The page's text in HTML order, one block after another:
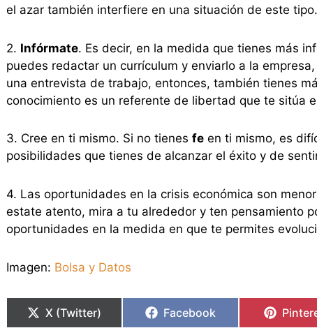
el azar también interfiere en una situación de este tipo.
2. Infórmate. Es decir, en la medida que tienes más
puedes redactar un currículum y enviarlo a la
una entrevista de trabajo, entonces, también tienes
conocimiento es un referente de libertad que te sitúa
3. Cree en ti mismo. Si no tienes feen ti mismo, es
posibilidades que tienes de alcanzar el éxito y de
4. Las oportunidades en la crisis económica son
estate atento, mira a tu alrededor y ten pensamiento
oportunidades en la medida en que te permites
Imagen: Bolsa y Datos
X (Twitter) Facebook